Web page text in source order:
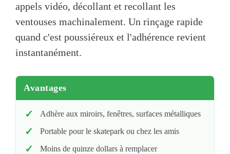
appels vidéo, décollant et recollant les
ventouses machinalement. Un rinçage rapide
quand c'est poussiéreux et l'adhérence revient
instantanément.
Avantages
Adhère aux miroirs, fenêtres, surfaces métalliques
Portable pour le skatepark ou chez les amis
Moins de quinze dollars à remplacer